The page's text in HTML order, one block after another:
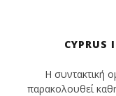
CYPRUS
Η συντακτική
παρακολουθεί